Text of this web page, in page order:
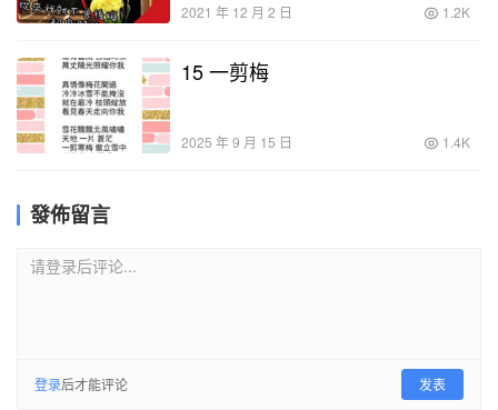
2021 年 12 月 2 日 1.2K
15 一剪梅
2025 年 9 月 15 日 1.4K
發佈留言
请登录后评论...
登录后才能评论 发表